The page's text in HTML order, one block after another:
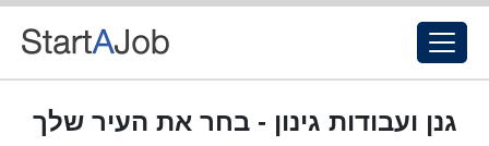
גנן ועבודות גינון - בחר את העיר שלך